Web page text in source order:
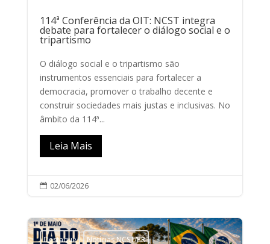
114ª Conferência da OIT: NCST integra
debate para fortalecer o diálogo social e o
tripartismo
O diálogo social e o tripartismo são
instrumentos essenciais para fortalecer a
democracia, promover o trabalho decente e
construir sociedades mais justas e inclusivas. No
âmbito da 114ª...
Leia Mais
 02/06/2026
Destaque Notícias NCST/PR